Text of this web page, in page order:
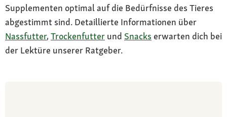
Supplementen optimal auf die Bedürfnisse des Tieres
abgestimmt sind. Detaillierte Informationen über
Nassfutter, Trockenfutter und Snacks erwarten dich bei
der Lektüre unserer Ratgeber.